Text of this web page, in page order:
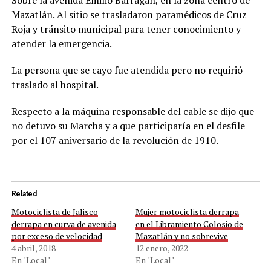
Mazatlán. Al sitio se trasladaron paramédicos de Cruz
Roja y tránsito municipal para tener conocimiento y
atender la emergencia.
La persona que se cayo fue atendida pero no requirió
traslado al hospital.
Respecto a la máquina responsable del cable se dijo que
no detuvo su Marcha y a que participaría en el desfile
por el 107 aniversario de la revolución de 1910.
Related
Motociclista de Jalisco
derrapa en curva de avenida
por exceso de velocidad
4 abril, 2018
En "Local"
Mujer motociclista derrapa
en el Libramiento Colosio de
Mazatlán y no sobrevive
12 enero, 2022
En "Local"